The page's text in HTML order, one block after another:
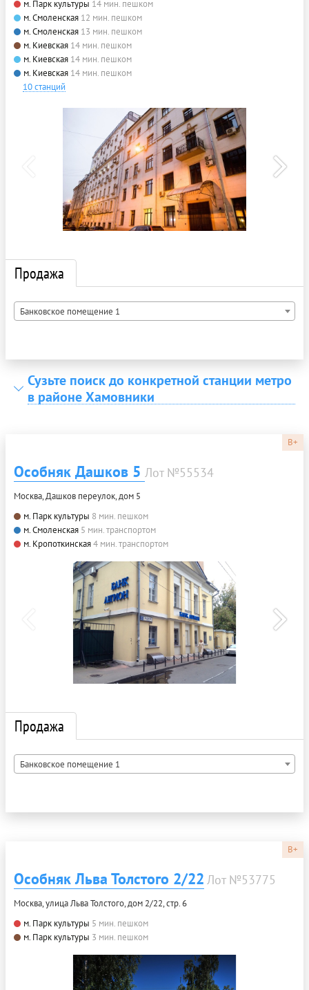
м. Парк культуры 14 мин. пешком
м. Смоленская 12 мин. пешком
м. Смоленская 13 мин. пешком
м. Киевская 14 мин. пешком
м. Киевская 14 мин. пешком
м. Киевская 14 мин. пешком
10 станций
Продажа
Банковское помещение 1
Сузьте поиск до конкретной станции метро
в районе Хамовники
B+
Особняк Дашков 5 Лот №55534
Москва, Дашков переулок, дом 5
м. Парк культуры 8 мин. пешком
м. Смоленская 5 мин. транспортом
м. Кропоткинская4 мин. транспортом
Продажа
Банковское помещение 1
B+
Особняк Льва Толстого 2/22 Лот №53775
Москва, улица Льва Толстого, дом 2/22, стр. 6
м. Парк культуры 5 мин. пешком
м. Парк культуры 3 мин. пешком